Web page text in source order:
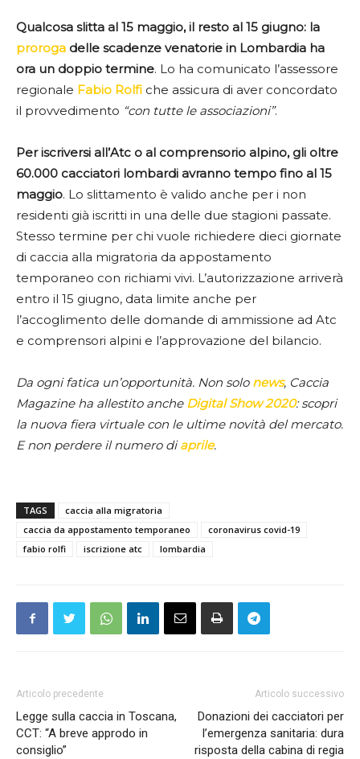
Qualcosa slitta al 15 maggio, il resto al 15 giugno: la
proroga delle scadenze venatorie in Lombardia ha
ora un doppio termine. Lo ha comunicato l’assessore
regionale Fabio Rolfi che assicura di aver concordato
il provvedimento “con tutte le associazioni”.
Per iscriversi all’Atc o al comprensorio alpino, gli oltre
60.000 cacciatori lombardi avranno tempo fino al 15
maggio. Lo slittamento è valido anche per i non
residenti già iscritti in una delle due stagioni passate.
Stesso termine per chi vuole richiedere dieci giornate
di caccia alla migratoria da appostamento
temporaneo con richiami vivi. L’autorizzazione arriverà
entro il 15 giugno, data limite anche per
l’accoglimento delle domande di ammissione ad Atc
e comprensori alpini e l’approvazione del bilancio.
Da ogni fatica un’opportunità. Non solo news, Caccia
Magazine ha allestito anche Digital Show 2020: scopri
la nuova fiera virtuale con le ultime novità del mercato.
E non perdere il numero diaprile.
TAGS
caccia alla migratoria
caccia da appostamento temporaneo
coronavirus covid-19
fabio rolfi
iscrizione atc lombardia
Articolo precedente
Legge sulla caccia in Toscana,
CCT: “A breve approdo in
consiglio”
Articolo successivo
Donazioni dei cacciatori per
l’emergenza sanitaria: dura
risposta della cabina di regia